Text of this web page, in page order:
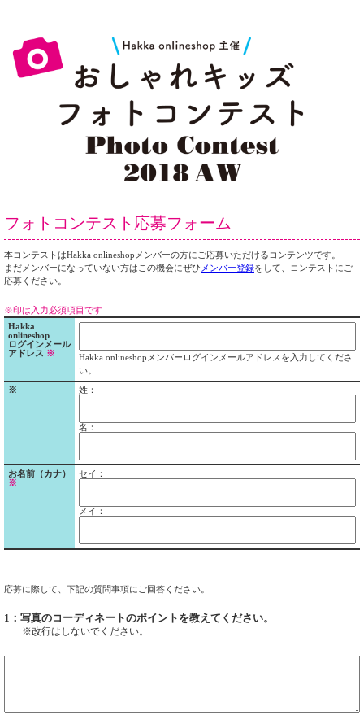
フォトコンテスト応募フォーム
本コンテストはHakka onlineshopメンバーの方にご応募いただけるコンテンツです。
まだメンバーになっていない方はこの機会にぜひ メンバー登録をして、コンテストにご
応募ください。
※印は入力必須項目です
Hakka
onlineshop
ログインメール
アドレス ※
Hakka onlineshopメンバーログインメールアドレスを入力してくださ
い。
※
姓：
名：
お名前（カナ）
※
セイ：
メイ：
応募に際して、下記の質問事項にご回答ください。
1：写真のコーディネートのポイントを教えてください。
※改行はしないでください。